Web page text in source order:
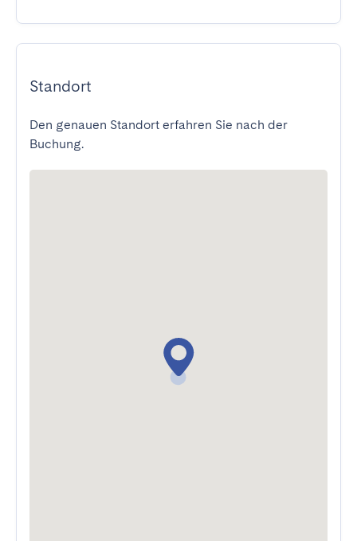
Standort
Den genauen Standort erfahren Sie nach der
Buchung.